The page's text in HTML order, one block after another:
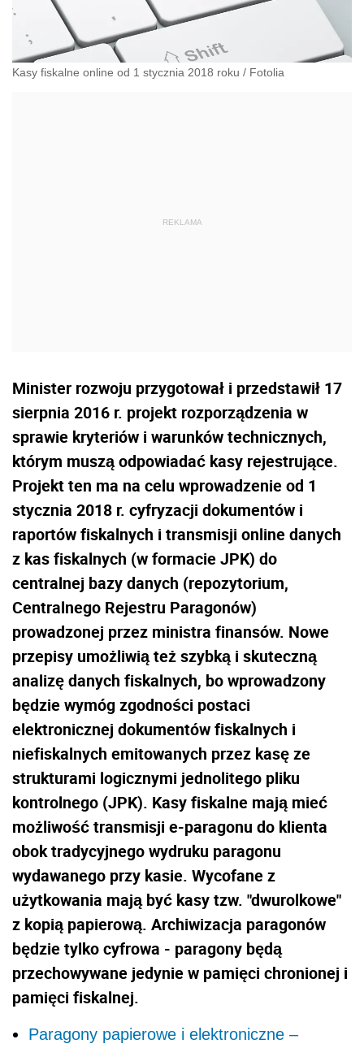
Kasy fiskalne online od 1 stycznia 2018 roku / Fotolia
Minister rozwoju przygotował i przedstawił 17
sierpnia 2016 r. projekt rozporządzenia w
sprawie kryteriów i warunków technicznych,
którym muszą odpowiadać kasy rejestrujące.
Projekt ten ma na celu wprowadzenie od 1
stycznia 2018 r. cyfryzacji dokumentów i
raportów fiskalnych i transmisji online danych
z kas fiskalnych (w formacie JPK) do
centralnej bazy danych (repozytorium,
Centralnego Rejestru Paragonów)
prowadzonej przez ministra finansów. Nowe
przepisy umożliwią też szybką i skuteczną
analizę danych fiskalnych, bo wprowadzony
będzie wymóg zgodności postaci
elektronicznej dokumentów fiskalnych i
niefiskalnych emitowanych przez kasę ze
strukturami logicznymi jednolitego pliku
kontrolnego (JPK). Kasy fiskalne mają mieć
możliwość transmisji e-paragonu do klienta
obok tradycyjnego wydruku paragonu
wydawanego przy kasie. Wycofane z
użytkowania mają być kasy tzw. "dwurolkowe"
z kopią papierową. Archiwizacja paragonów
będzie tylko cyfrowa - paragony będą
przechowywane jedynie w pamięci chronionej i
pamięci fiskalnej.
Paragony papierowe i elektroniczne –